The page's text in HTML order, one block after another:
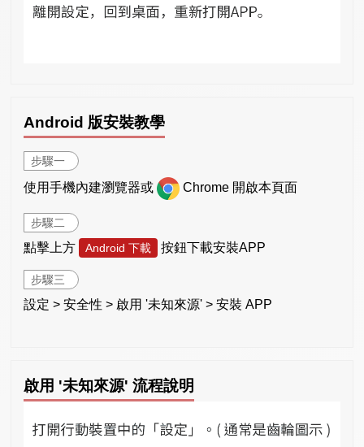
Android 版安裝教學
步驟一
使用手機內建瀏覽器或 Chrome 開啟本頁面
步驟二
點擊上方 Android 下載 按鈕下載安裝APP
步驟三
設定 > 安全性 > 啟用 '未知來源' > 安裝 APP
啟用 '未知來源' 流程說明